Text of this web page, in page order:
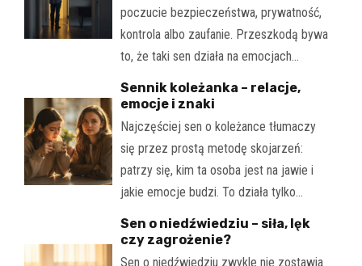
poczucie bezpieczeństwa, prywatność,
kontrola albo zaufanie. Przeszkodą bywa
to, że taki sen działa na emocjach…
Sennik koleżanka – relacje,
emocje i znaki
Najczęściej sen o koleżance tłumaczy
się przez prostą metodę skojarzeń:
patrzy się, kim ta osoba jest na jawie i
jakie emocje budzi. To działa tylko…
Sen o niedźwiedziu – siła, lęk
czy zagrożenie?
Sen o niedźwiedziu zwykle nie zostawia